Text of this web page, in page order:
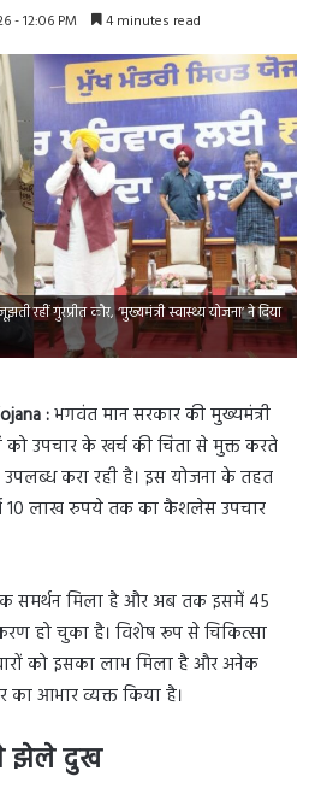
- 12:06 PM 4 minutes read
रहीं गुरप्रीत कौर, ‘मुख्यमंत्री स्वास्थ्य योजना’ ने दिया
:भगवंत मान सरकार की मुख्यमंत्री
उपचार के खर्च की चिंता से मुक्त करते
उपलब्ध करा रही है। इस योजना के तहत
10 लाख रुपये तक का कैशलेस उपचार
समर्थन मिला है और अब तक इसमें 45
हो चुका है। विशेष रूप से चिकित्सा
को इसका लाभ मिला है और अनेक
का आभार व्यक्त किया है।
झेले दुख